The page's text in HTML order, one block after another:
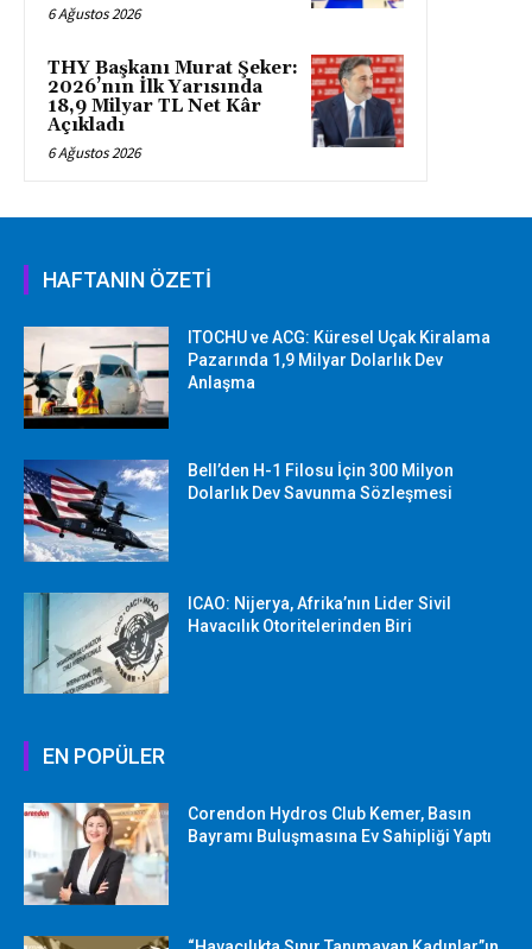
6 Ağustos 2026
THY Başkanı Murat Şeker:
2026’nın İlk Yarısında
18,9 Milyar TL Net Kâr
Açıkladı
6 Ağustos 2026
HAFTANIN ÖZETİ
ITOCHU ve ACG: Küresel Uçak Kiralama
Pazarında 1,9 Milyar Dolarlık Dev
Anlaşma
Bell’den H-1 Filosu İçin 300 Milyon
Dolarlık Dev Savunma Sözleşmesi
ICAO: Nijerya, Afrika’nın Lider Sivil
Havacılık Otoritelerinden Biri
EN POPÜLER
Corendon Hydros Club Kemer, Basın
Bayramı Buluşmasına Ev Sahipliği Yaptı